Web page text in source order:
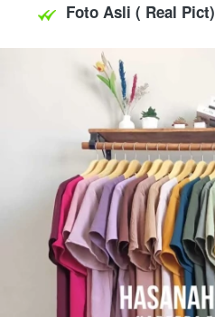
Foto Asli ( Real Pict)